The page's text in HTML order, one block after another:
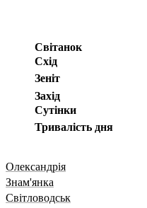
Світанок
Схід
Зеніт
Захід
Сутінки
Тривалість дня
Олександрія
Знам'янка
Світловодськ